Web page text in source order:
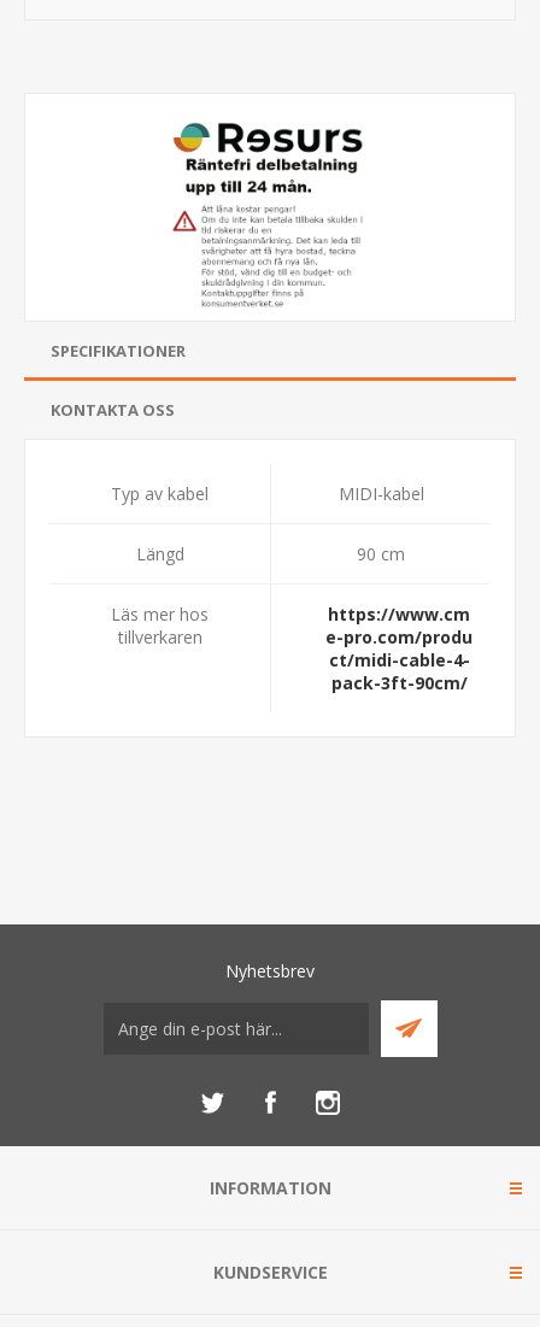
SPECIFIKATIONER
KONTAKTA OSS
Typ av kabel MIDI-kabel
Längd 90 cm
Läs mer hos
tillverkaren
https://www.cm
e-pro.com/produ
ct/midi-cable-4-
pack-3ft-90cm/
Nyhetsbrev
INFORMATION
KUNDSERVICE